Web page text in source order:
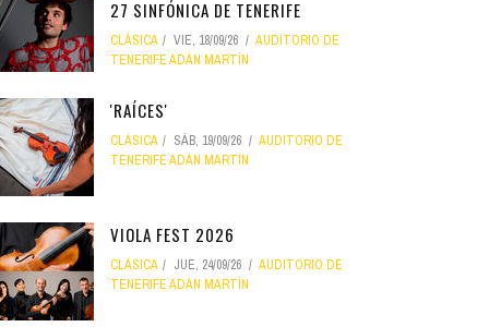
27 SINFÓNICA DE TENERIFE
CLÁSICA VIE, 18/09/26
AUDITORIO DE
TENERIFE ADÁN MARTÍN
'RAÍCES'
CLÁSICA SÁB, 19/09/26
AUDITORIO DE
TENERIFE ADÁN MARTÍN
VIOLA FEST 2026
CLÁSICA JUE, 24/09/26
AUDITORIO DE
TENERIFE ADÁN MARTÍN